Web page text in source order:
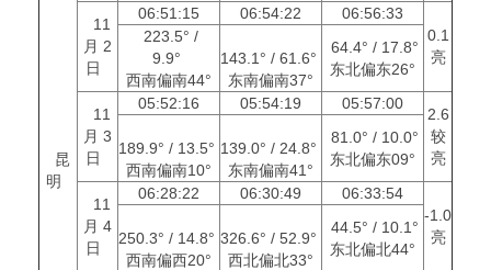
昆
明
11
月 2
日
06:51:15 06:54:22
06:56:33
0.1
亮
223.5° /
9.9°
西南偏南44°
143.1° / 61.6°
东南偏南37°
64.4° / 17.8°
东北偏东26°
11
月 3
日
05:52:16 05:54:19 05:57:00
2.6
较
亮
189.9° / 13.5°
西南偏南10°
139.0° / 24.8°
东南偏南41°
81.0° / 10.0°
东北偏东09°
11
月 4
日
06:28:22 06:30:49
06:33:54
-1.0
亮
250.3° / 14.8°
西南偏西20°
326.6° / 52.9°
西北偏北33°
44.5° / 10.1°
东北偏北44°